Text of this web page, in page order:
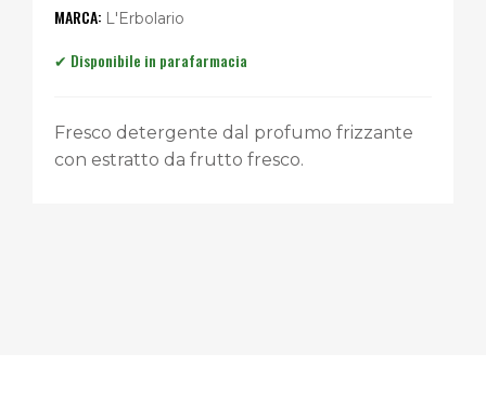
L'Erbolario
Fresco detergente dal profumo frizzante
con estratto da frutto fresco.